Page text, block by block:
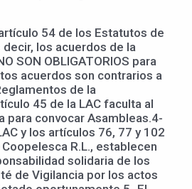
54 de los Estatutos de
decir, los acuerdos de la
SON OBLIGATORIOS para
acuerdos son contrarios a
de la
45 de la LAC faculta al
para convocar Asambleas.4-
y los artículos 76, 77 y 102
R.L., establecen
solidaria de los
de Vigilancia por los actos